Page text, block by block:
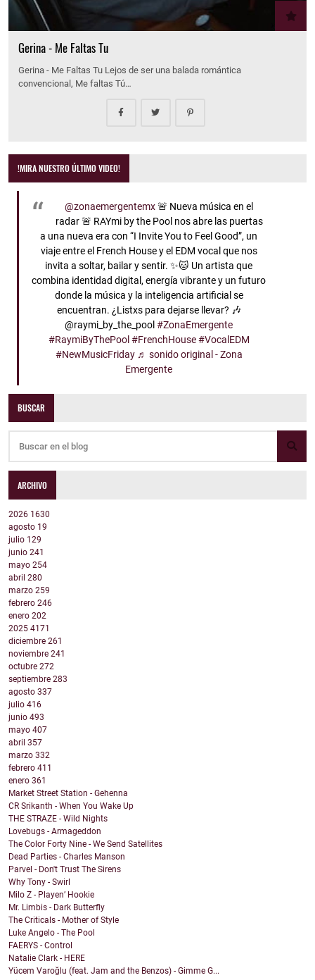
Gerina - Me Faltas Tu
Gerina - Me Faltas Tu Lejos de ser una balada romántica
convencional, Me faltas Tú…
!MIRA NUESTRO ÚLTIMO VIDEO!
@zonaemergentemx🚨 Nueva música en el
radar 🚨 RAYmi by the Pool nos abre las puertas
a una nueva era con “I Invite You to Feel Good”, un
viaje entre el French House y el EDM vocal que nos
invita a soltar, bailar y sentir. ✨🐱 Un artista que
combina identidad digital, energía vibrante y un futuro
donde la música y la inteligencia artificial se
encuentran. ¿Listxs para dejarse llevar? 🎶
@raymi_by_the_pool #ZonaEmergente
#RaymiByThePool #FrenchHouse #VocalEDM
#NewMusicFriday ♬ sonido original - Zona
Emergente
BUSCAR
ARCHIVO
2026 1630
agosto 19
julio 129
junio 241
mayo 254
abril 280
marzo 259
febrero 246
enero 202
2025 4171
diciembre 261
noviembre 241
octubre 272
septiembre 283
agosto 337
julio 416
junio 493
mayo 407
abril 357
marzo 332
febrero 411
enero 361
Market Street Station - Gehenna
CR Srikanth - When You Wake Up
THE STRAZE - Wild Nights
Lovebugs - Armageddon
The Color Forty Nine - We Send Satellites
Dead Parties - Charles Manson
Parvel - Don't Trust The Sirens
Why Tony - Swirl
Milo Z - Playen’ Hookie
Mr. Limbis - Dark Butterfly
The Criticals - Mother of Style
Luke Angelo - The Pool
FAERYS - Control
Natalie Clark - HERE
Yücem Varoğlu (feat. Jam and the Benzos) - Gimme G...